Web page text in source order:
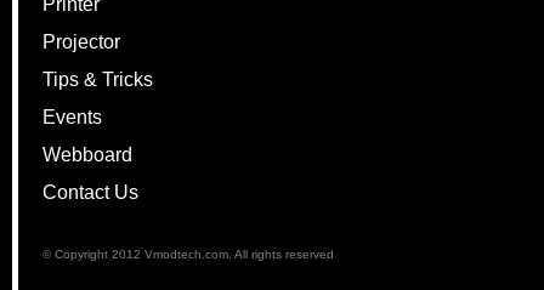
Printer
Projector
Tips & Tricks
Events
Webboard
Contact Us
© Copyright 2012 Vmodtech.com. All rights reserved